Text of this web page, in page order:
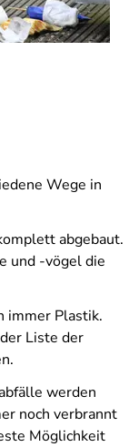
Wege in
abgebaut.
und -vögel die
immer Plastik.
Liste der
werden
noch verbrannt
Möglichkeit